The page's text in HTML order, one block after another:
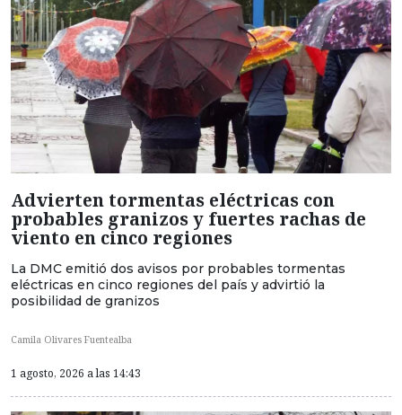
Advierten tormentas eléctricas con
probables granizos y fuertes rachas de
viento en cinco regiones
La DMC emitió dos avisos por probables tormentas
eléctricas en cinco regiones del país y advirtió la
posibilidad de granizos
Camila Olivares Fuentealba
1 agosto, 2026 a las 14:43